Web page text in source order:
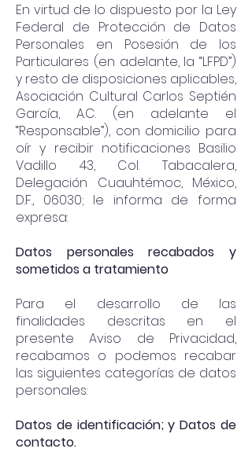
En virtud de lo dispuesto por la Ley
Federal de Protección de Datos
Personales en Posesión de los
Particulares (en adelante, la “LFPD”)
y resto de disposiciones aplicables,
Asociación Cultural Carlos Septién
García, A.C. (en adelante el
“Responsable”), con domicilio para
oír y recibir notificaciones Basilio
Vadillo 43, Col. Tabacalera,
Delegación Cuauhtémoc, México,
D.F., 06030; le informa de forma
expresa:
Datos personales recabados y
sometidos a tratamiento
Para el desarrollo de las
finalidades descritas en el
presente Aviso de Privacidad,
recabamos o podemos recabar
las siguientes categorías de datos
personales:
Datos de identificación; y Datos de
contacto.